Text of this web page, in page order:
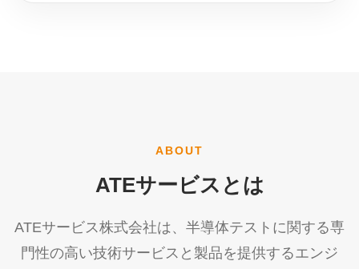
ABOUT
ATEサービスとは
ATEサービス株式会社は、半導体テストに関する専
門性の高い技術サービスと製品を提供するエンジ